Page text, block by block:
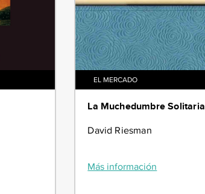
EL MERCADO
La Muchedumbre Solitaria
David Riesman
Más información